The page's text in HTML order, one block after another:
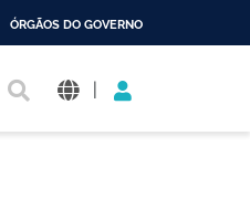
ÓRGÃOS DO GOVERNO
|